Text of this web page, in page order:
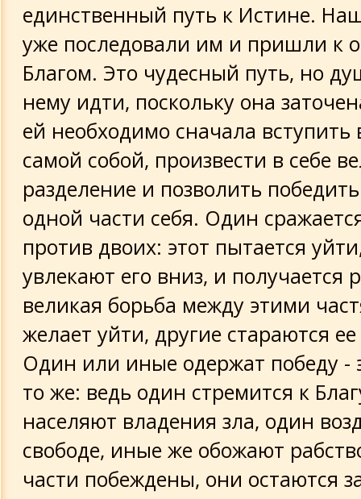
единственный путь к Истине.
уже последовали им и пришли к
Благом. Это чудесный путь, но
нему идти, поскольку она
ей необходимо сначала вступить
самой собой, произвести в себе
разделение и позволить
одной части себя. Один
против двоих: этот пытается
увлекают его вниз, и получается
великая борьба между этими
желает уйти, другие стараются
Один или иные одержат победу -
то же: ведь один стремится к
населяют владения зла, один
свободе, иные же обожают
части побеждены, они остаются